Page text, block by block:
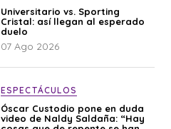
Universitario vs. Sporting
Cristal: así llegan al esperado
duelo
07 Ago 2026
ESPECTÁCULOS
Óscar Custodio pone en duda
video de Naldy Saldaña: “Hay